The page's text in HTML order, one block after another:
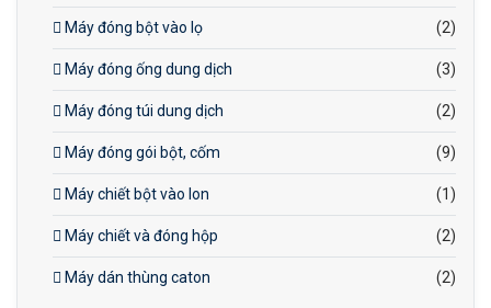
Máy đóng bột vào lọ (2)
Máy đóng ống dung dịch (3)
Máy đóng túi dung dịch (2)
Máy đóng gói bột, cốm (9)
Máy chiết bột vào lon (1)
Máy chiết và đóng hộp (2)
Máy dán thùng caton (2)